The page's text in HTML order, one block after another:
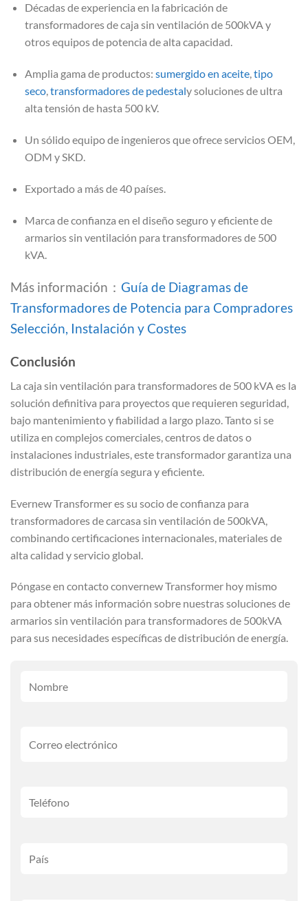
Décadas de experiencia en la fabricación de
transformadores de caja sin ventilación de 500kVA y
otros equipos de potencia de alta capacidad.
Amplia gama de productos: sumergido en aceite,tipo
seco,transformadores de pedestaly soluciones de ultra
alta tensión de hasta 500 kV.
Un sólido equipo de ingenieros que ofrece servicios OEM,
ODM y SKD.
Exportado a más de 40 países.
Marca de confianza en el diseño seguro y eficiente de
armarios sin ventilación para transformadores de 500
kVA.
Más información： Guía de Diagramas de
Transformadores de Potencia para Compradores
Selección, Instalación y Costes
Conclusión
La caja sin ventilación para transformadores de 500 kVA es la
solución definitiva para proyectos que requieren seguridad,
bajo mantenimiento y fiabilidad a largo plazo. Tanto si se
utiliza en complejos comerciales, centros de datos o
instalaciones industriales, este transformador garantiza una
distribución de energía segura y eficiente.
Evernew Transformer es su socio de confianza para
transformadores de carcasa sin ventilación de 500kVA,
combinando certificaciones internacionales, materiales de
alta calidad y servicio global.
Póngase en contacto convernew Transformer hoy mismo
para obtener más información sobre nuestras soluciones de
armarios sin ventilación para transformadores de 500kVA
para sus necesidades específicas de distribución de energía.